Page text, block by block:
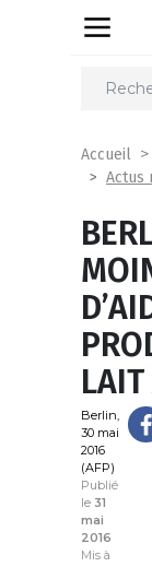
Partager
Accueil
Actus
Berlin,
30 mai
2016
(AFP)
Publié
le 31
mai
2016
Mis à